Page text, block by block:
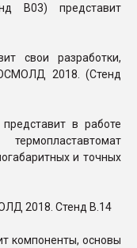
В03) представит
свои разработки,
2018. (Стенд
в работе
и точных
2018. Стенд В.14
компоненты, основы